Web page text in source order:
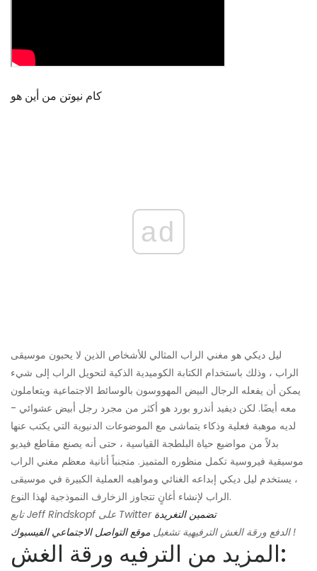
كام نيوتن من أين هو
ad
ليل ديكي هو مغني الراب المثالي للأشخاص الذين لا يحبون موسيقى
الراب ، وذلك باستخدام الكتابة الكوميدية الذكية لتحويل الراب إلى شيء
يمكن أن يفعله الرجال البيض المهووسون بالوسائط الاجتماعية ويتعاملون
معه أيضًا. لكن ديفيد أندرو بورد هو أكثر من مجرد رجل أبيض عشوائي -
لديه موهبة فعلية وذكاء يتماشى مع الموضوعات الدنيوية التي يكتب عنها
بدلاً من مواضيع حياة البلطجة القياسية ، حتى أنه يصنع مقاطع فيديو
موسيقية فيروسية تكمل منظوره المتميز. متجنباً أنانية معظم مغني الراب
، يستخدم ليل ديكي إبداعه الغنائي ومواهبه العملية الكبيرة في موسيقى
الراب لإنشاء أغانٍ تتجاوز الزخارف النموذجية لهذا النوع.
تابع Jeff Rindskopf على Twitter تضمين التغريدة
الدفع ورقة الغش الترفيهية تشغيل موقع التواصل الاجتماعي الفيسبوك !
المزيد من الترفيه ورقة الغش: